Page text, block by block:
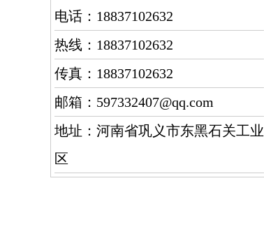
电话：18837102632
热线：18837102632
传真：18837102632
邮箱：597332407@qq.com
地址：河南省巩义市东黑石关工业
区